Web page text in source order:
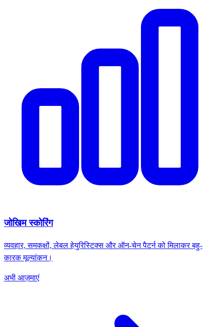
जोखिम स्कोरिंग
व्यवहार, समकक्षों, लेबल हेयुरिस्टिक्स और ऑन-चेन पैटर्न को मिलाकर बहु-
कारक मूल्यांकन।
अभी आज़माएं